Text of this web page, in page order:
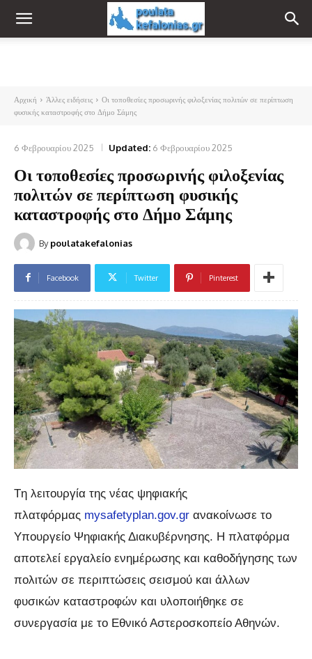
Αρχική Άλλες ειδήσεις
Οι τοποθεσίες προσωρινής φιλοξενίας πολιτών σε περίπτωση
φυσικής καταστροφής στο Δήμο Σάμης
6 Φεβρουαρίου 2025 Updated: 6 Φεβρουαρίου 2025
Οι τοποθεσίες προσωρινής φιλοξενίας
πολιτών σε περίπτωση φυσικής
καταστροφής στο Δήμο Σάμης
By poulatakefalonias
Facebook Twitter Pinterest
Tη λειτουργία της νέας ψηφιακής
πλατφόρμας mysafetyplan.gov.gr ανακοίνωσε το
Υπουργείο Ψηφιακής Διακυβέρνησης. Η πλατφόρμα
αποτελεί εργαλείο ενημέρωσης και καθοδήγησης των
πολιτών σε περιπτώσεις σεισμού και άλλων
φυσικών καταστροφών και υλοποιήθηκε σε
συνεργασία με το Εθνικό Αστεροσκοπείο Αθηνών.